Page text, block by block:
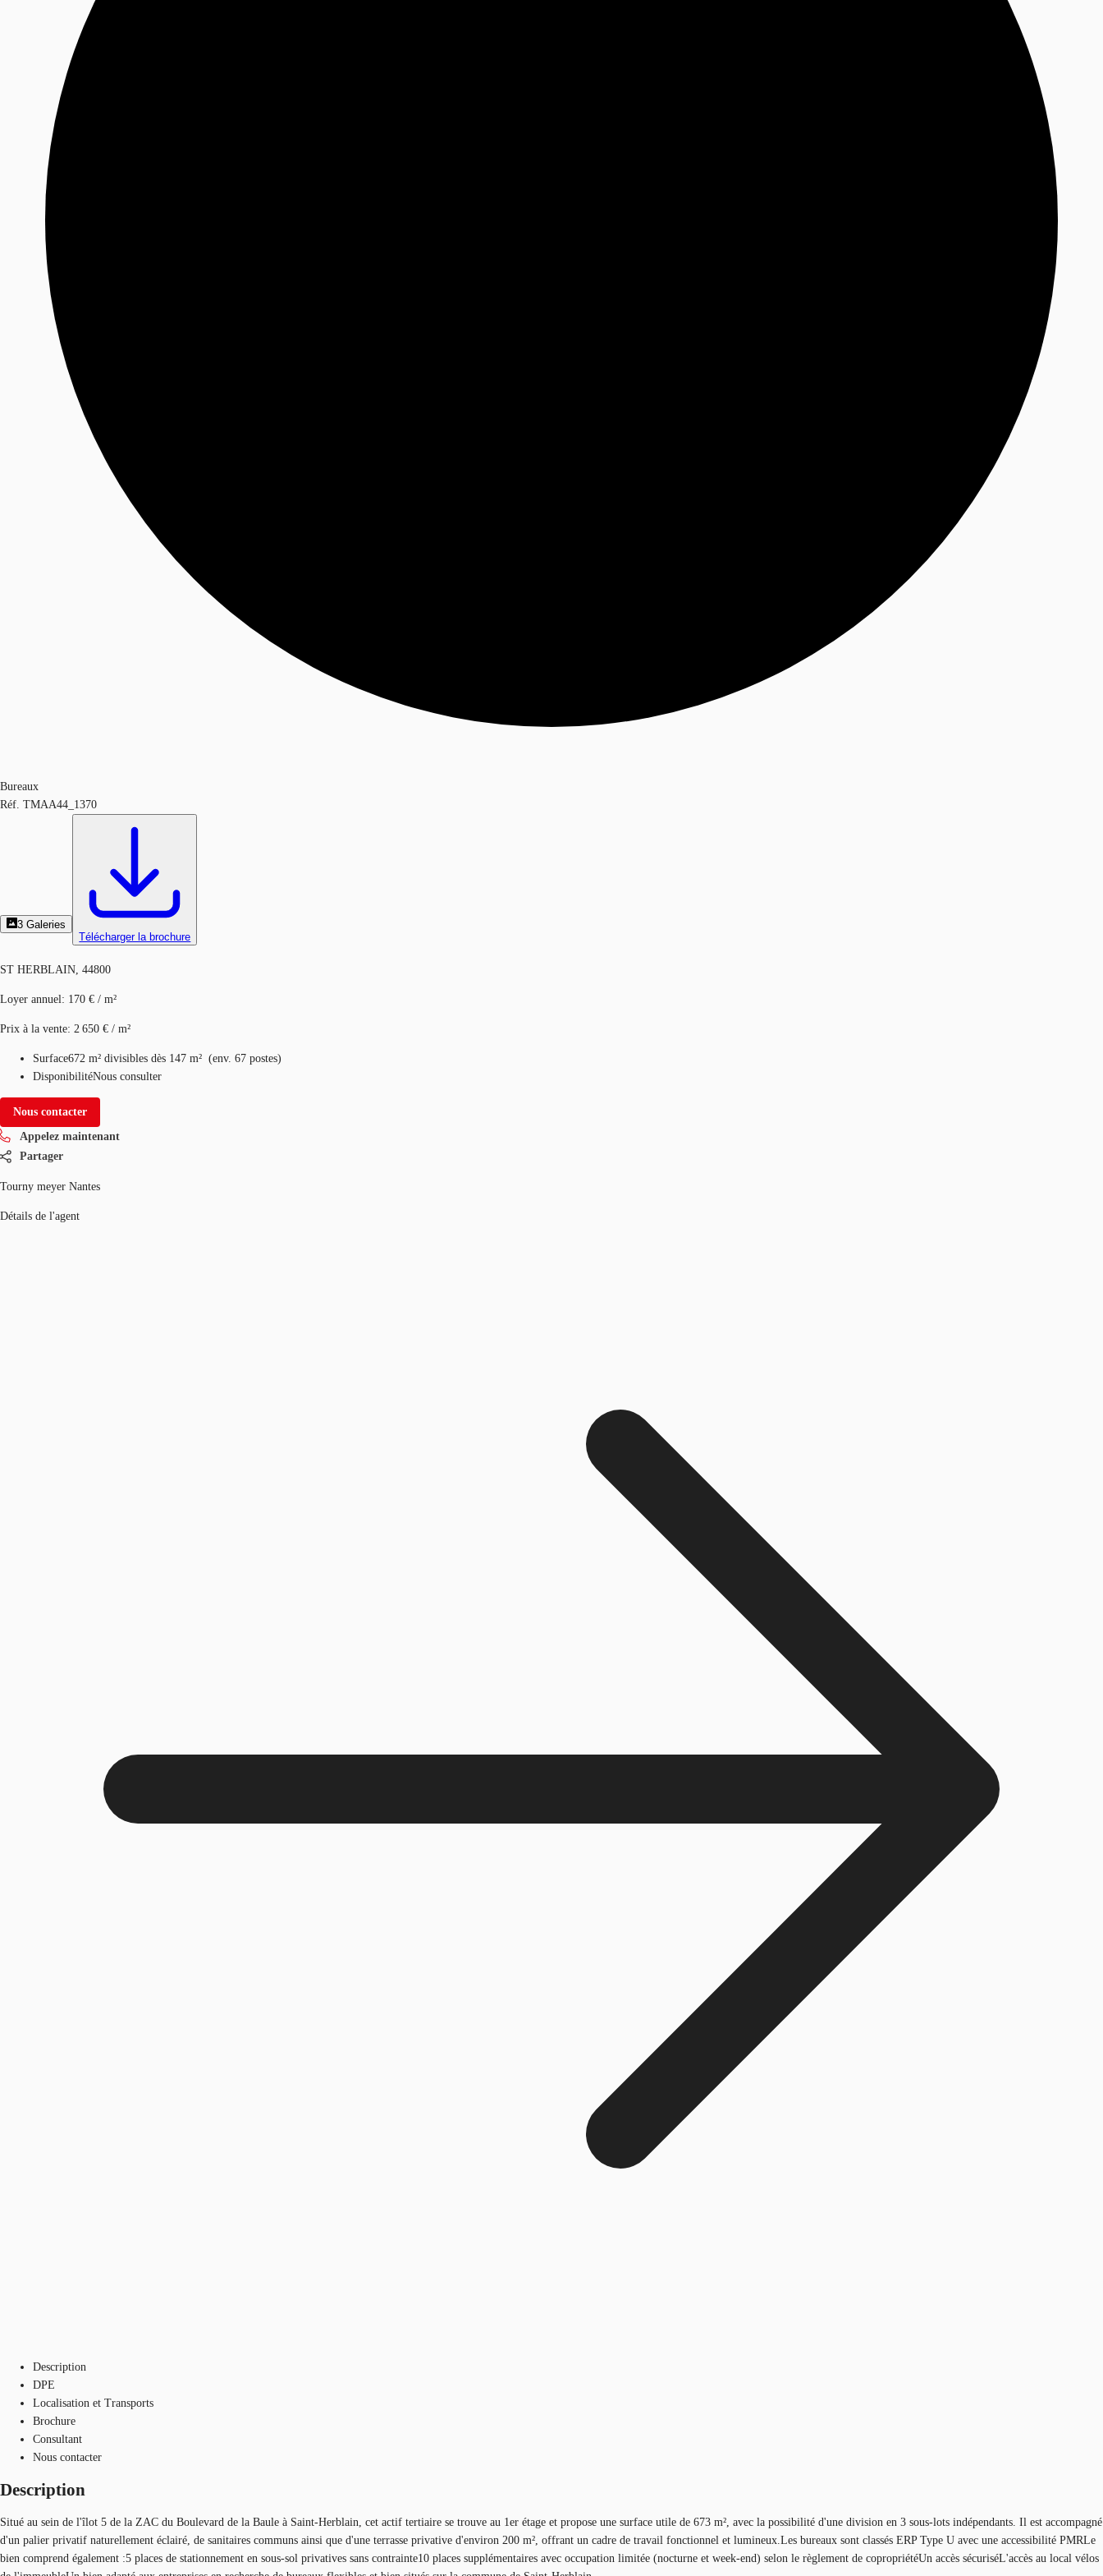
Bureaux
Réf. TMAA44_1370
3 Galeries
Télécharger la brochure
ST HERBLAIN, 44800
Loyer annuel : 170 € / m²
Prix à la vente: 2 650 € / m²
Surface672 m² divisibles dès 147 m² (env. 67 postes)
DisponibilitéNous consulter
Nous contacter
Appelez maintenant
Partager
Tourny meyer Nantes
Détails de l'agent
Description
DPE
Localisation et Transports
Brochure
Consultant
Nous contacter
Description
Situé au sein de l'îlot 5 de la ZAC du Boulevard de la Baule à Saint-Herblain, cet actif tertiaire se trouve au 1er étage et propose une surface utile de 673 m², avec la possibilité d'une division en 3 sous-lots indépendants. Il est accompagné
d'un palier privatif naturellement éclairé, de sanitaires communs ainsi que d'une terrasse privative d'environ 200 m², offrant un cadre de travail fonctionnel et lumineux.Les bureaux sont classés ERP Type U avec une accessibilité PMRLe
bien comprend également :5 places de stationnement en sous-sol privatives sans contrainte10 places supplémentaires avec occupation limitée (nocturne et week-end) selon le règlement de copropriétéUn accès sécuriséL'accès au local vélos